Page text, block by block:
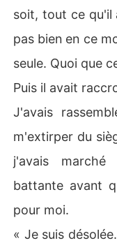
soit, tout ce qu'il
pas bien en ce
seule. Quoi que
Puis il avait
J'avais
m'extirper du
j'avais
battante avant
pour moi.
« Je suis